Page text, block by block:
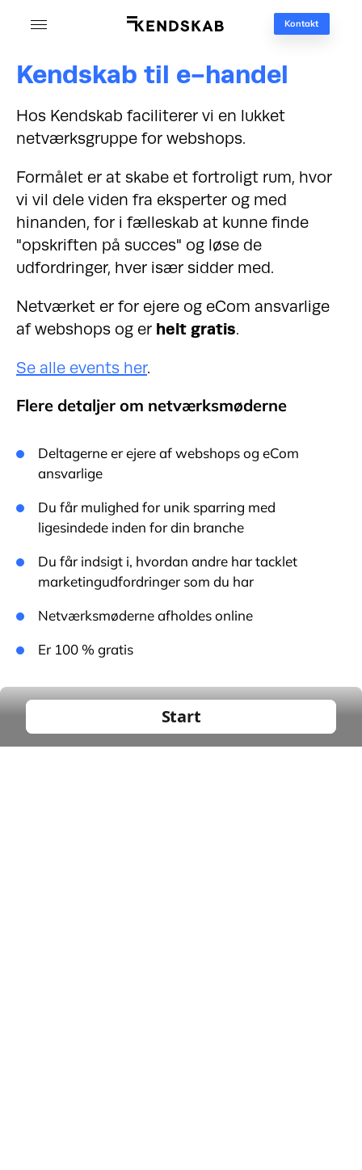
Kontakt
Kendskab til e-handel
Hos Kendskab faciliterer vi en lukket
netværksgruppe for webshops.
Formålet er at skabe et fortroligt rum, hvor
vi vil dele viden fra eksperter og med
hinanden, for i fælleskab at kunne finde
"opskriften på succes" og løse de
udfordringer, hver især sidder med.
Netværket er for ejere og eCom ansvarlige
af webshops og er helt gratis.
Se alle events her.
Flere detaljer om netværksmøderne
Deltagerne er ejere af webshops og eCom
ansvarlige
Du får mulighed for unik sparring med
ligesindede inden for din branche
Du får indsigt i, hvordan andre har tacklet
marketingudfordringer som du har
Netværksmøderne afholdes online
Er 100 % gratis